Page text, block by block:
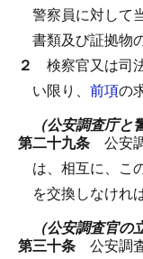
警察員に対して
書類及び証拠物
２ 検察官又は司
い限り、 前項の
（公安調査庁と
第二十九条 公安
は、相互に、こ
を交換しなけれ
（公安調査官の
第三十条 公安調